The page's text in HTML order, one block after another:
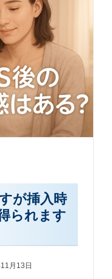
が挿入時
られます
月13日